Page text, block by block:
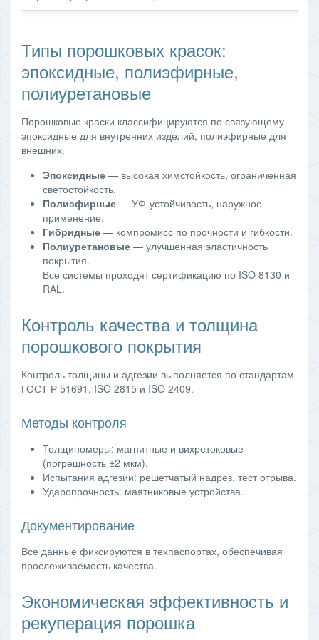
Типы порошковых красок:
эпоксидные, полиэфирные,
полиуретановые
Порошковые краски классифицируются по связующему —
эпоксидные для внутренних изделий, полиэфирные для
внешних.
Эпоксидные — высокая химстойкость, ограниченная
светостойкость.
Полиэфирные — УФ‑устойчивость, наружное
применение.
Гибридные — компромисс по прочности и гибкости.
Полиуретановые — улучшенная эластичность
покрытия.
Все системы проходят сертификацию по ISO 8130 и
RAL.
Контроль качества и толщина
порошкового покрытия
Контроль толщины и адгезии выполняется по стандартам
ГОСТ Р 51691, ISO 2815 и ISO 2409.
Методы контроля
Толщиномеры: магнитные и вихретоковые
(погрешность ±2 мкм).
Испытания адгезии: решетчатый надрез, тест отрыва.
Ударопрочность: маятниковые устройства.
Документирование
Все данные фиксируются в техпаспортах, обеспечивая
прослеживаемость качества.
Экономическая эффективность и
рекуперация порошка